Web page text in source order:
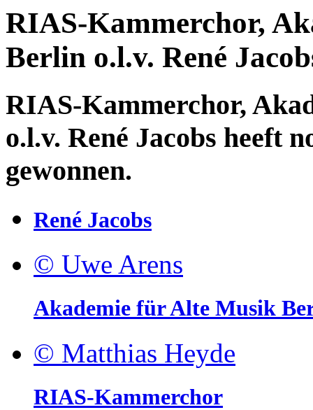
RIAS-Kammerchor,
Berlin o.l.v. René
RIAS-Kammerchor,
o.l.v. René Jacobs heeft
gewonnen.
René Jacobs
© Uwe Arens
Akademie für Alte Musik
© Matthias Heyde
RIAS-Kammerchor